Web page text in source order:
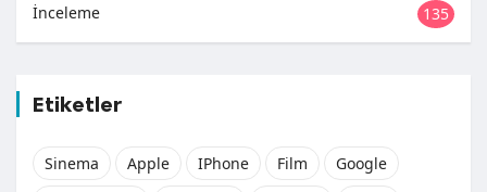
İnceleme 135
Etiketler
Sinema Apple IPhone Film
Google